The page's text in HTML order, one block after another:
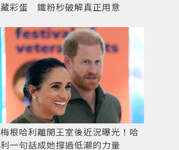
藏彩蛋 鐵粉秒破解真正用意
梅根哈利離開王室後近況曝光！哈
利一句話成她撐過低潮的力量